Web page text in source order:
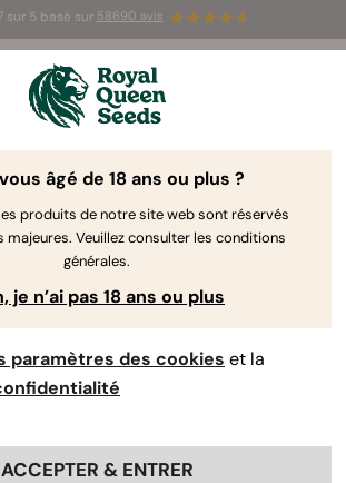
sur 5 basé sur 58690 avis
Sales : jusqu'à -50 % sur
produits ! ⏤
The RQS Blog
Lifestyle
âgé de 18 ans ou plus ?
produits de notre site web sont réservés
majeures. Veuillez consulter les conditions
générales.
je n’ai pas 18 ans ou plus
paramètres des cookies et la
ACCEPTER & ENTRER